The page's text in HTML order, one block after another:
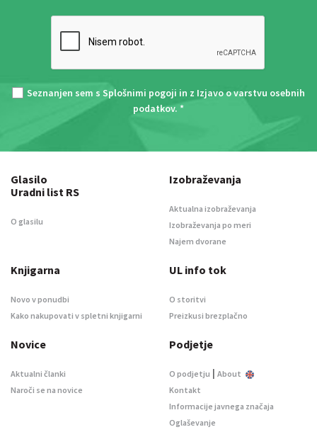
Seznanjen sem s Splošnimi pogoji in z Izjavo o varstvu osebnih
podatkov. *
Glasilo
Uradni list RS
O glasilu
Izobraževanja
Aktualna izobraževanja
Izobraževanja po meri
Najem dvorane
Knjigarna
Novo v ponudbi
Kako nakupovati v spletni knjigarni
UL info tok
O storitvi
Preizkusi brezplačno
Novice
Aktualni članki
Naroči se na novice
Podjetje
O podjetju | About
Kontakt
Informacije javnega značaja
Oglaševanje